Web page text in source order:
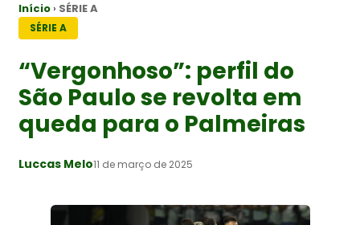
Início › SÉRIE A
SÉRIE A
“Vergonhoso”: perfil do
São Paulo se revolta em
queda para o Palmeiras
Luccas Melo11 de março de 2025